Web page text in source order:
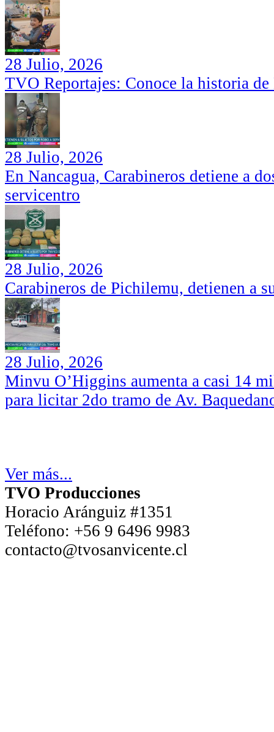
28 Julio, 2026
TVO Reportajes: Conoce la historia
28 Julio, 2026
En Nancagua, Carabineros detiene a
servicentro
28 Julio, 2026
Carabineros de Pichilemu, detienen a
28 Julio, 2026
Minvu O’Higgins aumenta a casi 14
para licitar 2do tramo de Av.
Ver más...
TVO Producciones
Horacio Aránguiz #1351
Teléfono: +56 9 6496 9983
contacto@tvosanvicente.cl